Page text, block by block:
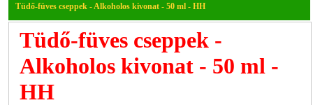
Tüdő-füves cseppek - Alkoholos kivonat - 50 ml - HH
Tüdő-füves cseppek -
Alkoholos kivonat - 50 ml -
HH